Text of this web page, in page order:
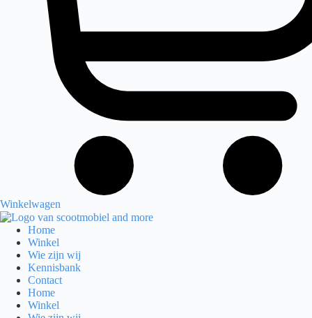
Winkelwagen
Home
Winkel
Wie zijn wij
Kennisbank
Contact
Home
Winkel